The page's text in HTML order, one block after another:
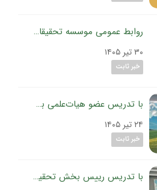
روابط عمومی موسسه تحقیقات گیاه‌پزشکی کشور بعنوان برترین روابط عمومی سازمان تات برگزیده شد
۳۰ تیر ۱۴۰۵
خبر ثابت
با تدریس عضو هیات‌علمی بخش تحقیقات بیماری‌های گیاهی موسسه تحقیقات گیاه‌پزشکی کشور
۲۴ تیر ۱۴۰۵
خبر ثابت
با تدریس رییس بخش تحقیقات ویروس‌شناسی گیاهی موسسه تحقیقات گیاه‌پزشکی کشور